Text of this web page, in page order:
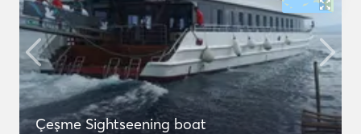
Çeşme Sightseening boat